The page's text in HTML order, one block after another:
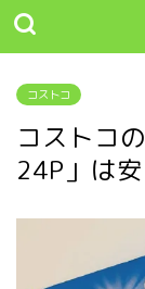
コストコ
コストコ
24P」は安